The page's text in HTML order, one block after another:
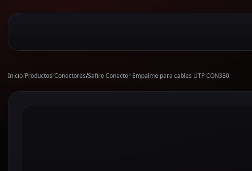
Inicio/Productos/Conectores/Safire Conector Empalme para cables UTP CON330